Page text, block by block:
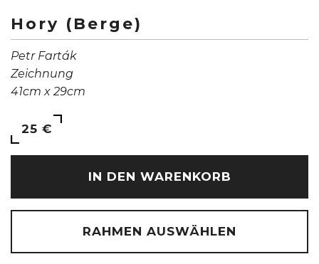
Hory (Berge)
Petr Farták
Zeichnung
41cm x 29cm
25 €
IN DEN WARENKORB
RAHMEN AUSWÄHLEN